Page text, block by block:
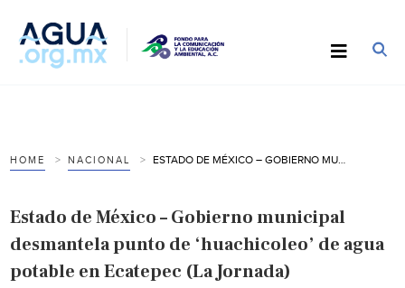
HOME NACIONAL
Estado de México – Gobierno municipal
desmantela punto de ‘huachicoleo’ de agua
potable en Ecatepec (La Jornada)